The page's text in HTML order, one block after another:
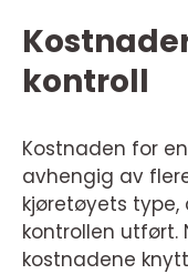
kontroll
Kostnaden for
avhengig av
kjøretøyets
kontrollen utført.
kostnadene